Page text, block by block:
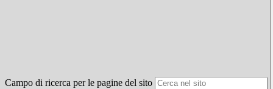
Campo di ricerca per le pagine del sito